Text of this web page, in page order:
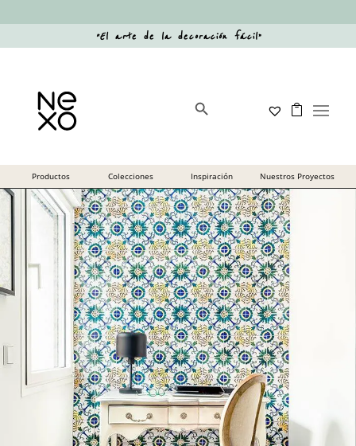
“El arte de la decoración fácil”